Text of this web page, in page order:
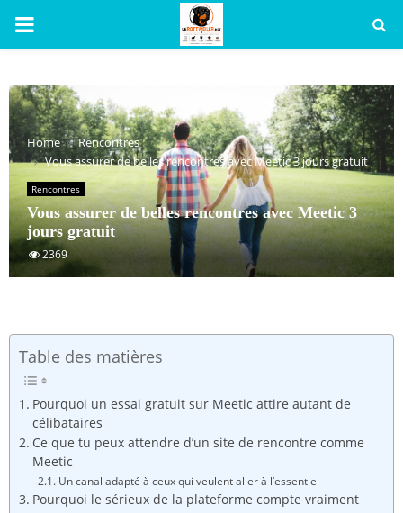
PRIMARY
Home
Rencontres
Vous assurer de belles rencontres avec Meetic 3 jours gratuit
Rencontres
Vous assurer de belles rencontres avec Meetic 3
jours gratuit
2369
Table des matières
Pourquoi un essai gratuit sur Meetic attire autant de
célibataires
Ce que tu peux attendre d’un site de rencontre comme
Meetic
Un canal adapté à ceux qui veulent aller à l’essentiel
Pourquoi le sérieux de la plateforme compte vraiment